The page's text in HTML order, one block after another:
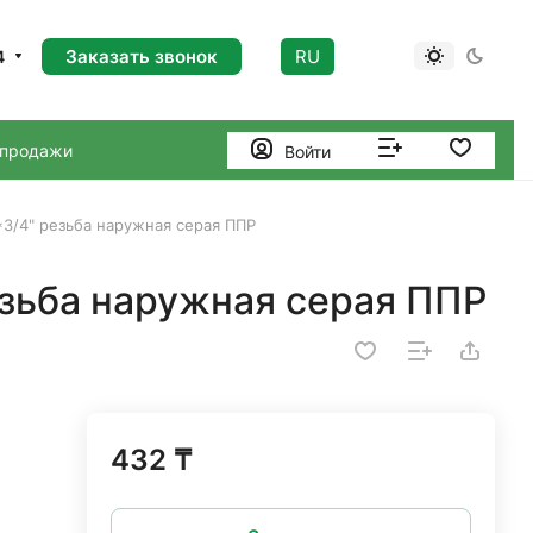
Заказать звонок RU
Войти
4" резьба наружная серая ППР
наружная серая ППР
432 ₸